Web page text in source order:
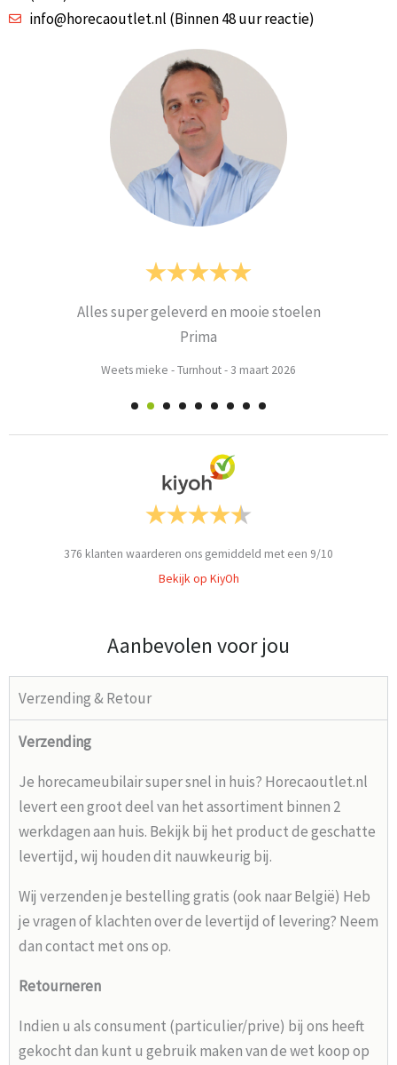
info@horecaoutlet.nl (Binnen 48 uur reactie)
Alles super geleverd en mooie stoelen
Prima
Weets mieke -Turnhout- 3 maart 2026
376 klanten waarderen ons gemiddeld met een 9/10
Bekijk op KiyOh
Aanbevolen voor jou
Verzending & Retour
Verzending
Je horecameubilair super snel in huis? Horecaoutlet.nl
levert een groot deel van het assortiment binnen 2
werkdagen aan huis. Bekijk bij het product de geschatte
levertijd, wij houden dit nauwkeurig bij.
Wij verzenden je bestelling gratis (ook naar België) Heb
je vragen of klachten over de levertijd of levering? Neem
dan contact met ons op.
Retourneren
Indien u als consument (particulier/prive) bij ons heeft
gekocht dan kunt u gebruik maken van de wet koop op